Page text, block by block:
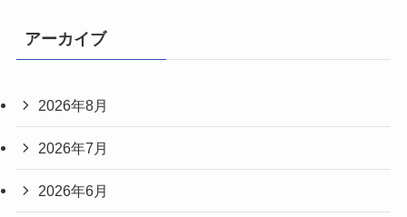
アーカイブ
2026年8月
2026年7月
2026年6月